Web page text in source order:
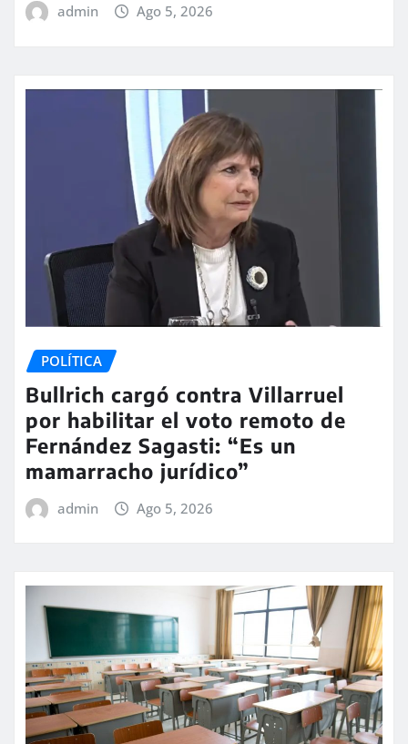
admin Ago 5, 2026
POLÍTICA
Bullrich cargó contra Villarruel
por habilitar el voto remoto de
Fernández Sagasti: “Es un
mamarracho jurídico”
admin Ago 5, 2026